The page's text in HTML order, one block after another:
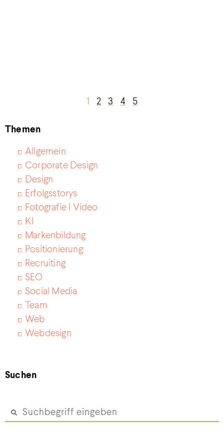
1 2 3 4 5
Themen
Allgemein
Corporate Design
Design
Erfolgsstorys
Fotografie I Video
KI
Markenbildung
Positionierung
Recruiting
SEO
Social Media
Team
Web
Webdesign
Suchen